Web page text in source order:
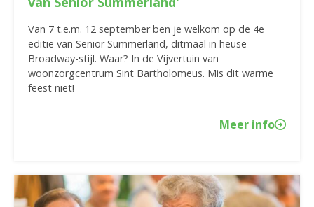
Van 7 t.e.m. 12 september ben je welkom op de 4e
editie van Senior Summerland, ditmaal in heuse
Broadway-stijl. Waar? In de Vijvertuin van
woonzorgcentrum Sint Bartholomeus. Mis dit warme
feest niet!
Meer info